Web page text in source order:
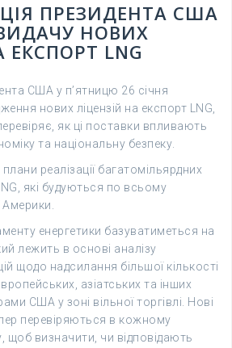
ПРЕЗИДЕНТА США
НОВИХ
ЕКСПОРТ LNG
США у п’ятницю 26 січня
нових ліцензій на експорт LNG,
як ці поставки впливають
та національну безпеку.
реалізації багатомільярдних
які будуються по всьому
енергетики базуватиметься на
лежить в основі аналізу
щодо надсилання більшої кількості
азіатських та інших
США у зоні вільної торгівлі. Нові
перевіряються в кожному
щоб визначити, чи відповідають